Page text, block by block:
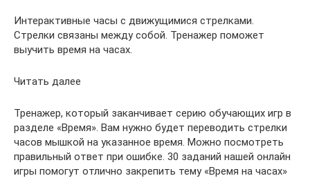
Интерактивные часы с движущимися стрелками.
Стрелки связаны между собой. Тренажер поможет
выучить время на часах.
Читать далее
Тренажер, который заканчивает серию обучающих игр в
разделе «Время». Вам нужно будет переводить стрелки
часов мышкой на указанное время. Можно посмотреть
правильный ответ при ошибке. 30 заданий нашей онлайн
игры помогут отлично закрепить тему «Время на часах»